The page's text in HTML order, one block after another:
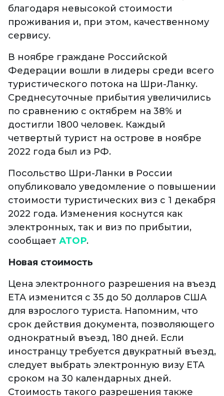
благодаря невысокой стоимости
проживания и, при этом, качественному
сервису.
В ноябре граждане Российской
Федерации вошли в лидеры среди всего
туристического потока на Шри-Ланку.
Среднесуточные прибытия увеличились
по сравнению с октябрем на 38% и
достигли 1800 человек. Каждый
четвертый турист на острове в ноябре
2022 года был из РФ.
Посольство Шри-Ланки в России
опубликовало уведомление о повышении
стоимости туристических виз с 1 декабря
2022 года. Изменения коснутся как
электронных, так и виз по прибытии,
сообщает АТОР.
Новая стоимость
Цена электронного разрешения на въезд
ETA изменится с 35 до 50 долларов США
для взрослого туриста. Напомним, что
срок действия документа, позволяющего
однократный въезд, 180 дней. Если
иностранцу требуется двукратный въезд,
следует выбрать электронную визу ETA
сроком на 30 календарных дней.
Стоимость такого разрешения также